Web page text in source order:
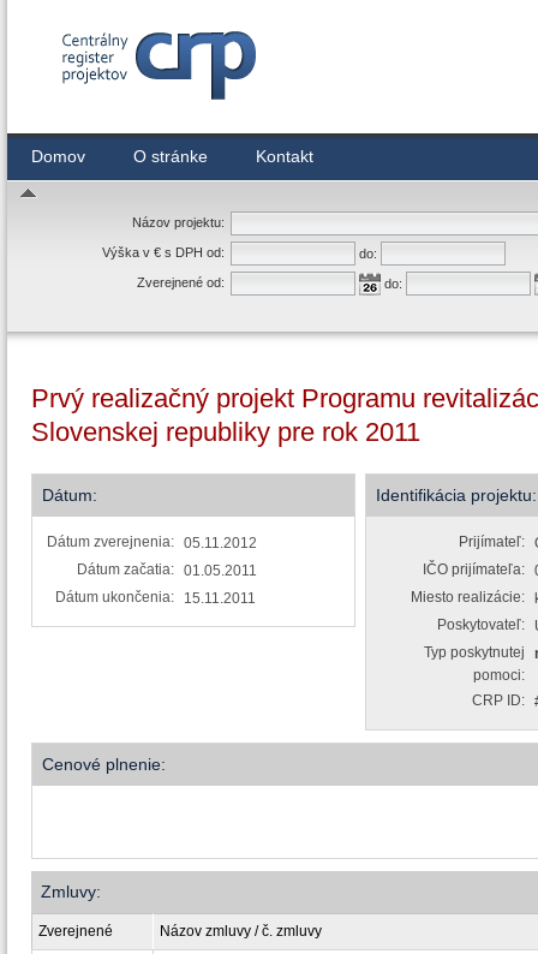
Domov O stránke Kontakt
Názov projektu:
Výška v € s DPH od:
do:
Zverejnené od:
do:
Prvý realizačný projekt Programu
Slovenskej republiky pre rok 2011
Dátum:
Dátum zverejnenia: 05.11.2012
Dátum začatia: 01.05.2011
Dátum ukončenia:
15.11.2011
Identifikácia projektu:
Prijímateľ:
IČO prijímateľa:
Miesto realizácie:
Poskytovateľ:
Typ poskytnutej
pomoci:
CRP ID:
Cenové plnenie:
Zmluvy:
Zverejnené Názov zmluvy / č. zmluvy